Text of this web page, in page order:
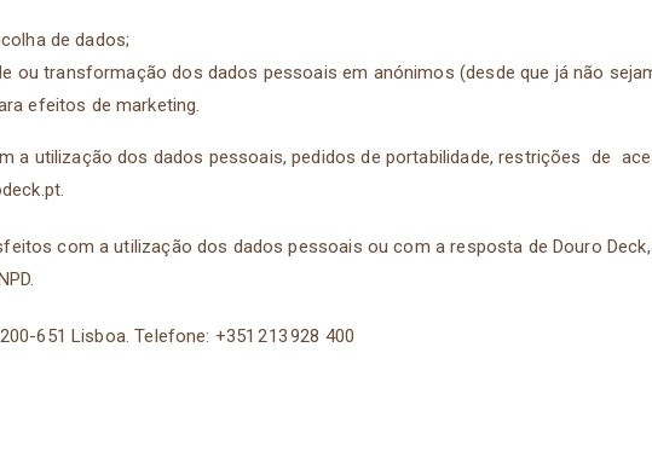
de dados;
ou transformação dos dados pessoais em anónimos (desde que já não
efeitos de marketing.
a utilização dos dados pessoais, pedidos de portabilidade, restrições
.
com a utilização dos dados pessoais ou com a resposta de Douro
651 Lisboa. Telefone: +351 213 928 400